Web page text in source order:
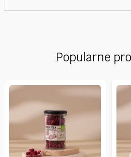
Popularne